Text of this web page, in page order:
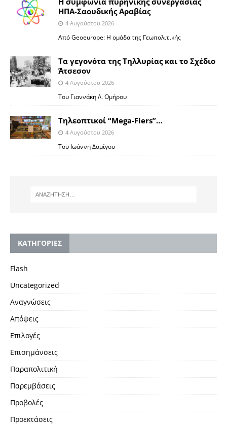
ΗΠΑ-Σαουδικής Αραβίας
4 Αυγούστου 2026
Από Geoeurope: H ομάδα της Γεωπολιτικής
Τα γεγονότα της Τηλλυρίας και το Σχέδιο
Άτσεσον
4 Αυγούστου 2026
Toυ Γιαννάκη Λ. Ομήρου
Tηλεοπτικοί “Mega-Fiers”…
4 Αυγούστου 2026
Toυ Ιωάννη Δαμίγου
KΑΤΗΓΟΡΙΕΣ
Flash
Uncategorized
Αναγνώσεις
Απόψεις
Επιλογές
Επισημάνσεις
Παραπολιτική
Παρεμβάσεις
Προβολές
Προεκτάσεις